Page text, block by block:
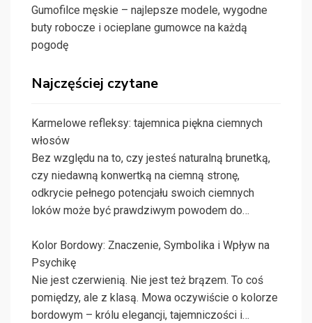
Gumofilce męskie – najlepsze modele, wygodne
buty robocze i ocieplane gumowce na każdą
pogodę
Najczęściej czytane
Karmelowe refleksy: tajemnica piękna ciemnych
włosów
Bez względu na to, czy jesteś naturalną brunetką,
czy niedawną konwertką na ciemną stronę,
odkrycie pełnego potencjału swoich ciemnych
loków może być prawdziwym powodem do…
Kolor Bordowy: Znaczenie, Symbolika i Wpływ na
Psychikę
Nie jest czerwienią. Nie jest też brązem. To coś
pomiędzy, ale z klasą. Mowa oczywiście o kolorze
bordowym – królu elegancji, tajemniczości i…